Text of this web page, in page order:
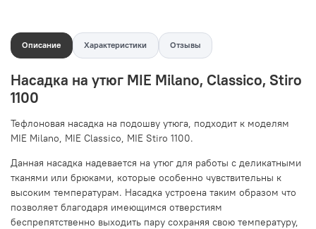
Описание Характеристики Отзывы
Насадка на утюг MIE Milano, Classico, Stiro
1100
Тефлоновая насадка на подошву утюга, подходит к моделям
MIE Milano, MIE Classico, MIE Stiro 1100.
Данная насадка надевается на утюг для работы с деликатными
тканями или брюками, которые особенно чувствительны к
высоким температурам. Насадка устроена таким образом что
позволяет благодаря имеющимся отверстиям
беспрепятственно выходить пару сохраняя свою температуру,